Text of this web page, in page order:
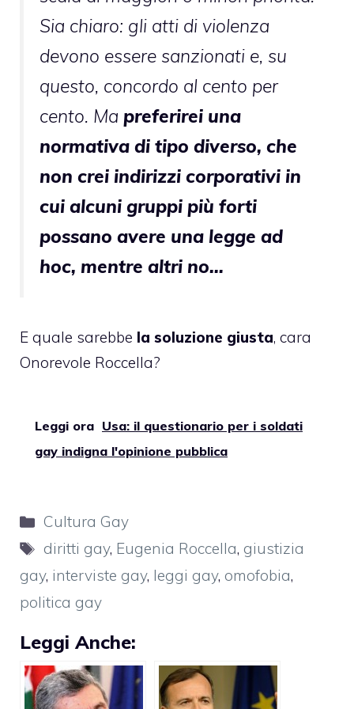
Sia chiaro: gli atti di violenza
devono essere sanzionati e, su
questo, concordo al cento per
cento. Ma preferirei una
normativa di tipo diverso, che
non crei indirizzi corporativi in
cui alcuni gruppi più forti
possano avere una legge ad
hoc, mentre altri no…
E quale sarebbe la soluzione giusta, cara
Onorevole Roccella?
Leggi ora Usa: il questionario per i soldati
gay indigna l'opinione pubblica
Categorie
Cultura Gay
Tag
diritti gay, Eugenia Roccella, giustizia
gay, interviste gay, leggi gay, omofobia,
politica gay
Leggi Anche: